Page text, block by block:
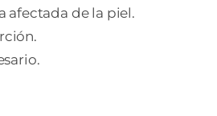
afectada de la piel.